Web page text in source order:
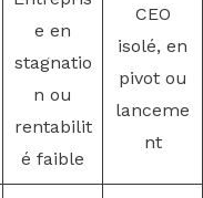
e en
stagnatio
n ou
rentabilit
é faible
CEO
isolé, en
pivot ou
lanceme
nt